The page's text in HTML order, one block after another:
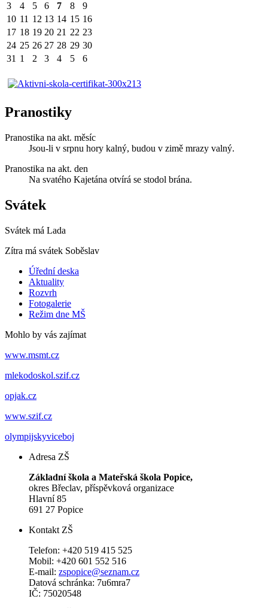
3
4 5 6 7 8
9
10 11 12 13 14 15 16
17 18 19 20 21 22 23
24 25 26 27 28 29 30
31 1 2 3 4 5 6
Pranostiky
Pranostika na akt. měsíc
Jsou-li v srpnu hory kalný, budou v zimě mrazy valný.
Pranostika na akt. den
Na svatého Kajetána otvírá se stodol brána.
Svátek
Svátek má Lada
Zítra má svátek Soběslav
Úřední deska
Aktuality
Rozvrh
Fotogalerie
Režim dne MŠ
Mohlo by vás zajímat
www.msmt.cz
mlekodoskol.szif.cz
opjak.cz
www.szif.cz
olympijskyviceboj
Adresa ZŠ
Základní škola a Mateřská škola Popice,
okres Břeclav, příspěvková organizace
Hlavní 85
691 27 Popice
Kontakt ZŠ
Telefon: +420 519 415 525
Mobil: +420 601 552 516
E-mail: zspopice@seznam.cz
Datová schránka: 7u6mra7
IČ: 75020548